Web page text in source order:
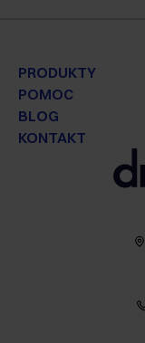
PRODUKTY
POMOC
BLOG
KONTAKT